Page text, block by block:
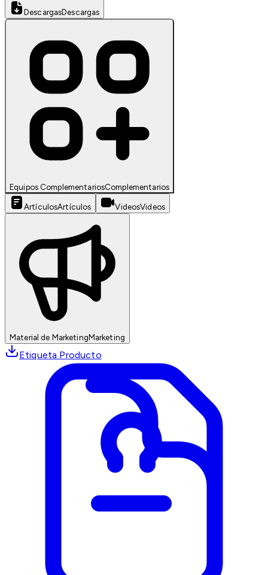
DescargasDescargas
Equipos ComplementariosComplementarios
ArtículosArtículos VideosVideos
Material de MarketingMarketing
Etiqueta Producto